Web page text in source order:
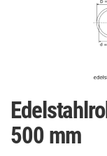
500 mm